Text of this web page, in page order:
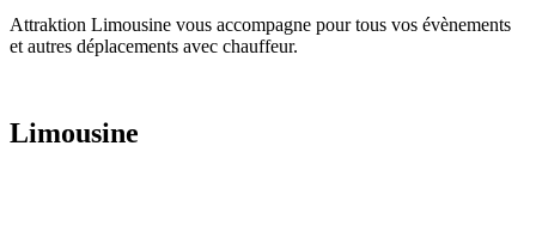
Attraktion Limousine vous accompagne pour tous vos évènements
et autres déplacements avec chauffeur.
Limousine